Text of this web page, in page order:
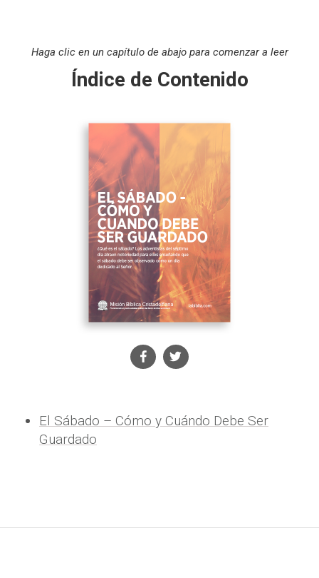
Haga clic en un capítulo de abajo para comenzar a leer
Índice de Contenido
El Sábado – Cómo y Cuándo Debe Ser
Guardado